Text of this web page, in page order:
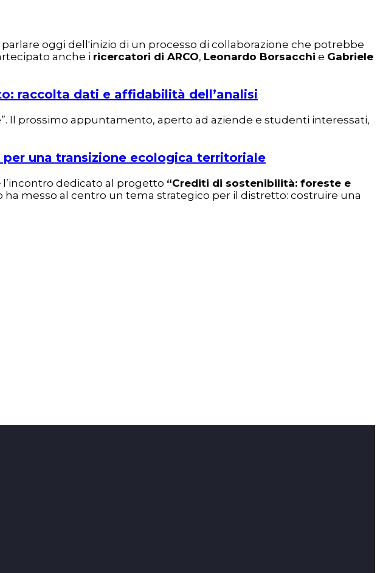
oggi dell'inizio di un processo di collaborazione che potrebbe
anche i ricercatori di ARCO, Leonardo Borsacchi e Gabriele
raccolta dati e affidabilità dell’analisi
Il prossimo appuntamento, aperto ad aziende e studenti interessati,
una transizione ecologica territoriale
l’incontro dedicato al progetto “Crediti di sostenibilità: foreste e
ha messo al centro un tema strategico per il distretto: costruire una